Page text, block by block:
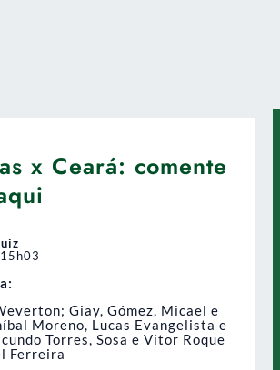
x Ceará: comente
Giay, Gómez, Micael e
Moreno, Lucas Evangelista e
Torres, Sosa e Vitor Roque
Ferreira